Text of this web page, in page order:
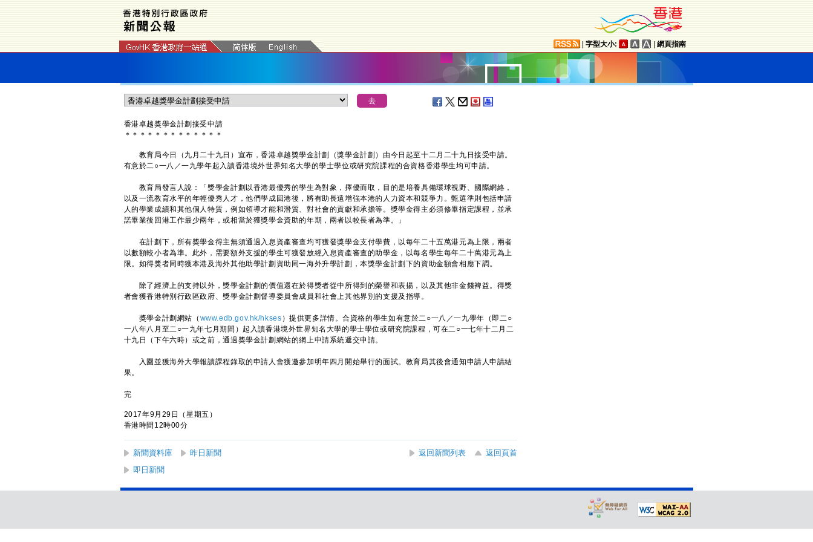
字型大小: 網頁指南
香港卓越獎學金計劃接受申請
＊ ＊ ＊ ＊ ＊ ＊ ＊ ＊ ＊ ＊ ＊ ＊ ＊
教育局今日（九月二十九日）宣布，香港卓越獎學金計劃（獎學金計劃）由今日起至十二月二十九日接受申請。
有意於二○一八／一九學年起入讀香港境外世界知名大學的學士學位或研究院課程的合資格香港學生均可申請。
教育局發言人說：「獎學金計劃以香港最優秀的學生為對象，擇優而取，目的是培養具備環球視野、國際網絡，
以及一流教育水平的年輕優秀人才，他們學成回港後，將有助長遠增強本港的人力資本和競爭力。甄選準則包括申請
人的學業成績和其他個人特質，例如領導才能和潛質、對社會的貢獻和承擔等。獎學金得主必須修畢指定課程，並承
諾畢業後回港工作最少兩年，或相當於獲獎學金資助的年期，兩者以較長者為準。」
在計劃下，所有獎學金得主無須通過入息資產審查均可獲發獎學金支付學費，以每年二十五萬港元為上限，兩者
以數額較小者為準。此外，需要額外支援的學生可獲發放經入息資產審查的助學金，以每名學生每年二十萬港元為上
限。如得獎者同時獲本港及海外其他助學計劃資助同一海外升學計劃，本獎學金計劃下的資助金額會相應下調。
除了經濟上的支持以外，獎學金計劃的價值還在於得獎者從中所得到的榮譽和表揚，以及其他非金錢裨益。得獎
者會獲香港特別行政區政府、獎學金計劃督導委員會成員和社會上其他界別的支援及指導。
獎學金計劃網站（ www.edb.gov.hk/hkses ）提供更多詳情。合資格的學生如有意於二○一八／一九學年（即二○
一八年八月至二○一九年七月期間）起入讀香港境外世界知名大學的學士學位或研究院課程，可在二○一七年十二月二
十九日（下午六時）或之前，通過獎學金計劃網站的網上申請系統遞交申請。
入圍並獲海外大學報讀課程錄取的申請人會獲邀參加明年四月開始舉行的面試。教育局其後會通知申請人申請結
果。
完
2017年9月29日（星期五）
香港時間12時00分
新聞資料庫 昨日新聞 返回新聞列表
返回頁首
即日新聞